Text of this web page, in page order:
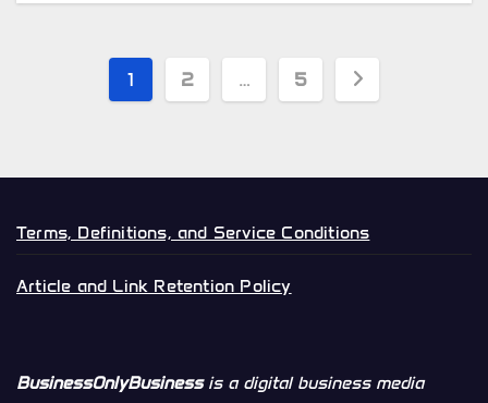
Posts
1 2 … 5
Terms, Definitions, and Service Conditions
Article and Link Retention Policy
BusinessOnlyBusinessis a digital business media